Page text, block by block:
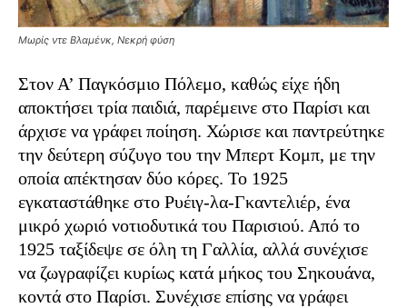
Μωρίς ντε Βλαμένκ, Νεκρή φύση
Στον Α’ Παγκόσμιο Πόλεμο, καθώς είχε ήδη
αποκτήσει τρία παιδιά, παρέμεινε στο Παρίσι και
άρχισε να γράφει ποίηση. Χώρισε και παντρεύτηκε
την δεύτερη σύζυγο του την Μπερτ Κομπ, με την
οποία απέκτησαν δύο κόρες. Το 1925
εγκαταστάθηκε στο Ρυέιγ-λα-Γκαντελιέρ, ένα
μικρό χωριό νοτιοδυτικά του Παρισιού. Από το
1925 ταξίδεψε σε όλη τη Γαλλία, αλλά συνέχισε
να ζωγραφίζει κυρίως κατά μήκος του Σηκουάνα,
κοντά στο Παρίσι. Συνέχισε επίσης να γράφει